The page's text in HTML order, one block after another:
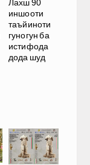
Лахш 90
иншооти
таъйиноти
гуногун ба
истифода
дода шуд